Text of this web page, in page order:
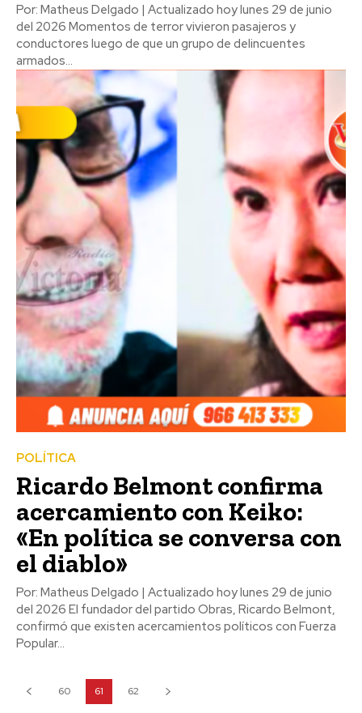
Por: Matheus Delgado | Actualizado hoy lunes 29 de junio
del 2026 Momentos de terror vivieron pasajeros y
conductores luego de que un grupo de delincuentes
armados...
POLÍTICA
Ricardo Belmont confirma
acercamiento con Keiko:
«En política se conversa con
el diablo»
Por: Matheus Delgado | Actualizado hoy lunes 29 de junio
del 2026 El fundador del partido Obras, Ricardo Belmont,
confirmó que existen acercamientos políticos con Fuerza
Popular...
60 61 62